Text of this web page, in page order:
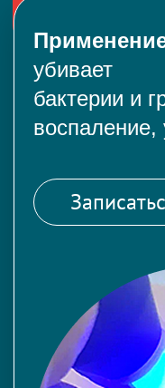
убивает
бактерии и
воспаление,